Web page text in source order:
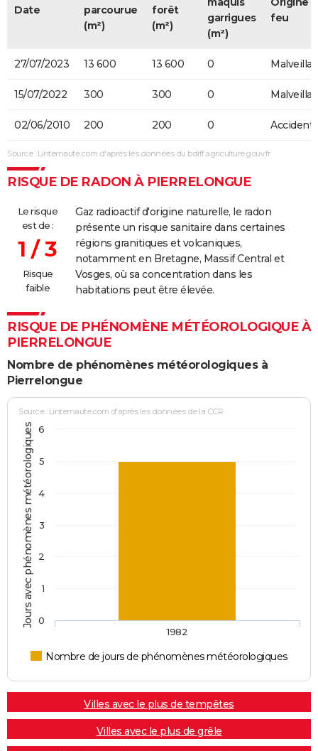
Date
parcourue
(m²)
forêt
(m²)
garrigues
(m²)
feu
27/07/2023 13 600 13 600 0
15/07/2022 300 300 0
02/06/2010 200 200 0
Source : Linternaute.com d'après les données du bdiff.agriculture.gouv.fr
RISQUE DE RADON À PIERRELONGUE
Le risque
est de :
1 / 3
Risque
faible
Gaz radioactif d'origine naturelle, le radon
présente un risque sanitaire dans certaines
régions granitiques et volcaniques,
notamment en Bretagne, Massif Central et
Vosges, où sa concentration dans les
habitations peut être élevée.
RISQUE DE PHÉNOMÈNE MÉTÉOROLOGIQUE À
PIERRELONGUE
Nombre de phénomènes météorologiques à
Pierrelongue
Jours avec phénomènes météorologiques
Source : Linternaute.com d'après les données de la CCR
Nombre de jours de phénomènes météorologiques
1982
0
1
2
3
4
5
6
Villes avec le plus de tempêtes
Villes avec le plus de grêle